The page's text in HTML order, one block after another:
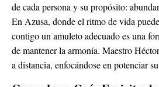
de cada persona y su propósito:
En Azusa, donde el ritmo de vida
contigo un amuleto adecuado es una
de mantener la armonía. Maestro
a distancia, enfocándose en potenciar